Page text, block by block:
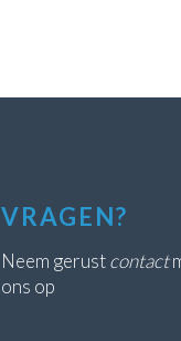
VRAGEN?
Neem gerustcontact
ons op